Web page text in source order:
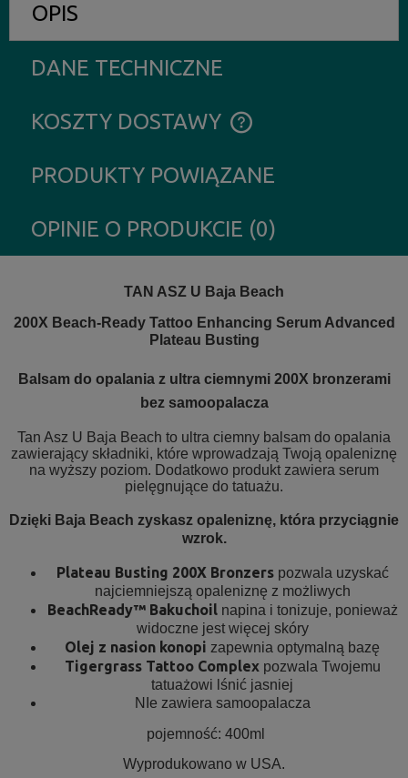
OPIS
DANE TECHNICZNE
KOSZTY DOSTAWY
CENA NIE ZAWIERA EWENTUALNYCH KOSZTÓW PŁATNOŚCI
PRODUKTY POWIĄZANE
OPINIE O PRODUKCIE (0)
TAN ASZ U Baja Beach
200X Beach-Ready Tattoo Enhancing Serum Advanced
Plateau Busting
Balsam do opalania z ultra ciemnymi 200X bronzerami
bez samoopalacza
Tan Asz U Baja Beach to ultra ciemny balsam do opalania
zawierający składniki, które wprowadzają Twoją opaleniznę
na wyższy poziom. Dodatkowo produkt zawiera serum
pielęgnujące do tatuażu.
Dzięki Baja Beach zyskasz opaleniznę, która przyciągnie
wzrok.
Plateau Busting 200X Bronzerspozwala uzyskać
najciemniejszą opaleniznę z możliwych
BeachReady™ Bakuchoilnapina i tonizuje, ponieważ
widoczne jest więcej skóry
Olej z nasion konopi zapewnia optymalną bazę
Tigergrass Tattoo Complexpozwala Twojemu
tatuażowi lśnić jasniej
NIe zawiera samoopalacza
pojemność: 400ml
Wyprodukowano w USA.